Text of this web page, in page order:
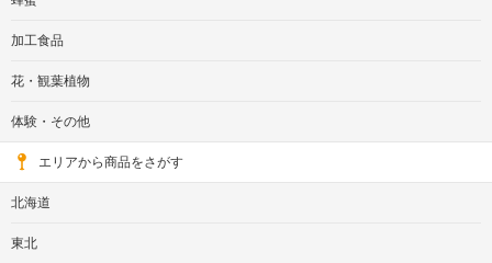
加工食品
花・観葉植物
体験・その他
エリアから商品をさがす
北海道
東北